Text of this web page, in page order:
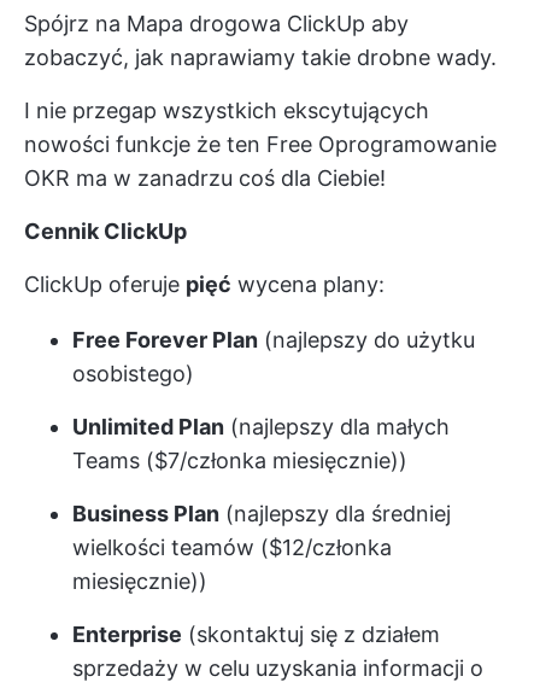
Spójrz na Mapa drogowa ClickUp aby
zobaczyć, jak naprawiamy takie drobne wady.
I nie przegap wszystkich ekscytujących
nowości funkcje że ten Free Oprogramowanie
OKR ma w zanadrzu coś dla Ciebie!
Cennik ClickUp
ClickUp oferuje pięć wycena plany:
Free Forever Plan (najlepszy do użytku
osobistego)
Unlimited Plan (najlepszy dla małych
Teams ($7/członka miesięcznie))
Business Plan (najlepszy dla średniej
wielkości teamów ($12/członka
miesięcznie))
Enterprise (skontaktuj się z działem
sprzedaży w celu uzyskania informacji o